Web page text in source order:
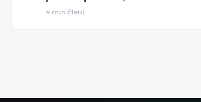
4 min čtení